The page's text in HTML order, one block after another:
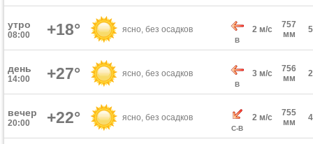
утро
08:00 +18° ясно, без осадков
В
2 м/с
757
мм
день
14:00 +27° ясно, без осадков
В
3 м/с
756
мм
вечер
20:00 +22° ясно, без осадков
С-В
2 м/с
755
мм